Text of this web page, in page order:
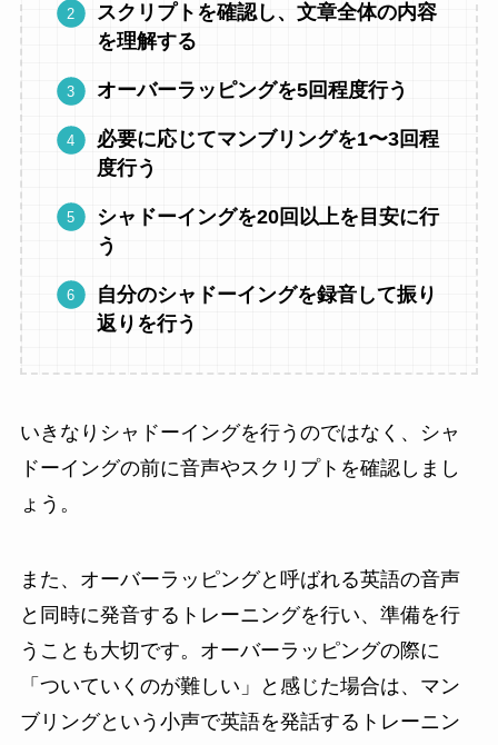
スクリプトを確認し、文章全体の内容
を理解する
オーバーラッピングを5回程度行う
必要に応じてマンブリングを1〜3回程
度行う
シャドーイングを20回以上を目安に行
う
自分のシャドーイングを録音して振り
返りを行う
いきなりシャドーイングを行うのではなく、シャ
ドーイングの前に音声やスクリプトを確認しまし
ょう。
また、オーバーラッピングと呼ばれる英語の音声
と同時に発音するトレーニングを行い、準備を行
うことも大切です。オーバーラッピングの際に
「ついていくのが難しい」と感じた場合は、マン
ブリングという小声で英語を発話するトレーニン